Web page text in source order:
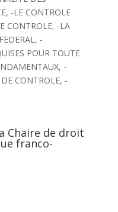
-LE CONTROLE
CONTROLE, -LA
-
POUR TOUTE
-
CONTROLE, -
Chaire de droit
franco-